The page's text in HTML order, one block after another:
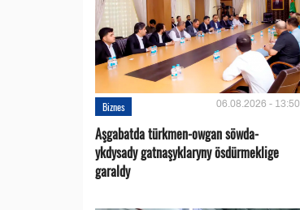
Biznes 06.08.2026 - 13:50
Aşgabatda türkmen-owgan söwda-
ykdysady gatnaşyklaryny ösdürmeklige
garaldy